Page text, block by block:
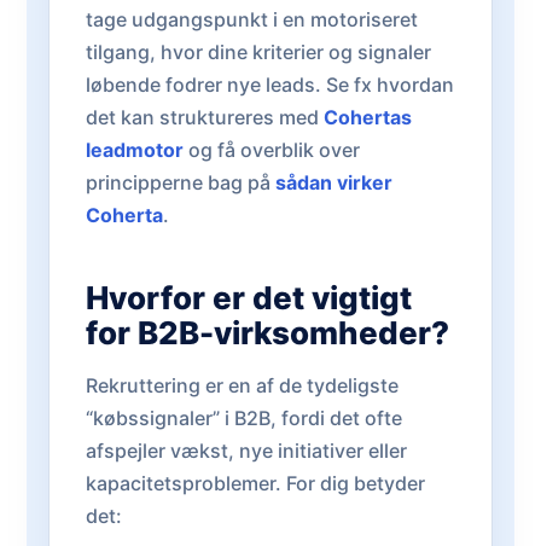
tage udgangspunkt i en motoriseret
tilgang, hvor dine kriterier og signaler
løbende fodrer nye leads. Se fx hvordan
det kan struktureres med Cohertas
leadmotor og få overblik over
principperne bag på sådan virker
Coherta.
Hvorfor er det vigtigt
for B2B-virksomheder?
Rekruttering er en af de tydeligste
“købssignaler” i B2B, fordi det ofte
afspejler vækst, nye initiativer eller
kapacitetsproblemer. For dig betyder
det: